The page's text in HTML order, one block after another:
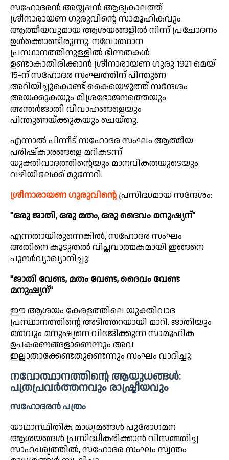
സഹോദരൻ അയ്യപ്പൻ ആദ്യകാലത്ത്
ശ്രീനാരായണ ഗുരുവിന്റെ സാമൂഹികവും
ആത്മീയവുമായ ആശയങ്ങളിൽ നിന്ന് പ്രചോദനം
ഉൾക്കൊണ്ടിരുന്നു. നവോത്ഥാന
പ്രസ്ഥാനത്തിനുള്ളിൽ ഭിന്നതകൾ
ഉണ്ടാകാതിരിക്കാൻ ശ്രീനാരായണ ഗുരു 1921 മെയ്
15-ന് സഹോദര സംഘത്തിന് പിന്തുണ
അറിയിച്ചുകൊണ്ട് കൈയെഴുത്ത് സന്ദേശം
അയക്കുകയും മിശ്രഭോജനത്തെയും
അന്തർജാതി വിവാഹങ്ങളെയും
പിന്തുണയ്ക്കുകയും ചെയ്തു.
എന്നാൽ പിന്നീട് സഹോദര സംഘം ആത്മീയ
പരിഷ്കാരങ്ങളെ മറികടന്ന്
യുക്തിവാദത്തിന്റെയും മാനവികതയുടെയും
വഴിയിലേക്ക് മുന്നേറി.
ശ്രീനാരായണ ഗുരുവിന്റെ പ്രസിദ്ധമായ സന്ദേശം:
"ഒരു ജാതി, ഒരു മതം, ഒരു ദൈവം മനുഷ്യന്"
എന്നതായിരുന്നെങ്കിൽ, സഹോദര സംഘം
അതിനെ കൂടുതൽ വിപ്ലവാത്മകമായി ഇങ്ങനെ
പുനർവ്യാഖ്യാനിച്ചു:
"ജാതി വേണ്ട, മതം വേണ്ട, ദൈവം വേണ്ട
മനുഷ്യന്"
ഈ ആശയം കേരളത്തിലെ യുക്തിവാദ
പ്രസ്ഥാനത്തിന്റെ അടിത്തറയായി മാറി. ജാതിയും
മതവും മനുഷ്യനെ വിഭജിക്കുന്ന സാമൂഹിക
ഉപകരണങ്ങളാണെന്നും അവ
ഇല്ലാതാക്കേണ്ടതുണ്ടെന്നും സംഘം വാദിച്ചു.
നവോത്ഥാനത്തിന്റെ ആയുധങ്ങൾ:
പത്രപ്രവർത്തനവും രാഷ്ട്രീയവും
സഹോദരൻ പത്രം
യാഥാസ്ഥിതിക മാധ്യമങ്ങൾ പുരോഗമന
ആശയങ്ങൾ പ്രസിദ്ധീകരിക്കാൻ വിസമ്മതിച്ച
സാഹചര്യത്തിൽ, സഹോദര സംഘം സ്വന്തം